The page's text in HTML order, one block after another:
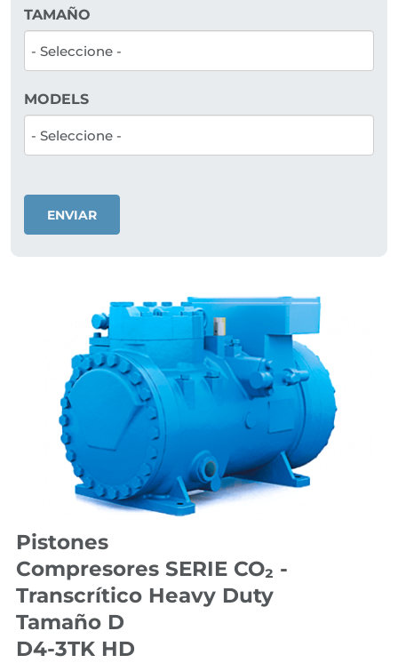
Pistones
Compresores SERIE CO₂ -
Transcrítico Heavy Duty
Tamaño D
D4-3TK HD
TAMAÑO
MODELS
ENVIAR